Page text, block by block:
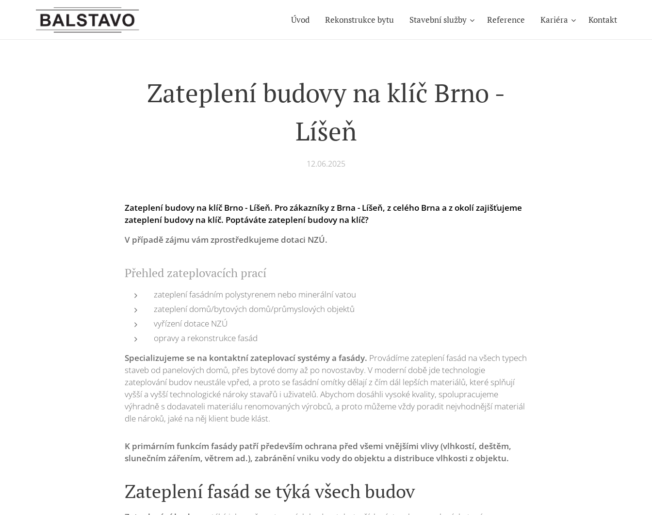
Úvod Rekonstrukce bytu Stavební služby Reference Kariéra Kontakt
Zateplení budovy na klíč Brno -
Líšeň
12.06.2025
Zateplení budovy na klíč Brno - Líšeň. Pro zákazníky z Brna - Líšeň, z celého Brna a z okolí zajišťujeme
zateplení budovy na klíč. Poptáváte zateplení budovy na klíč?
V případě zájmu vám zprostředkujeme dotaci NZÚ.
Přehled zateplovacích prací
zateplení fasádním polystyrenem nebo minerální vatou
zateplení domů/bytových domů/průmyslových objektů
vyřízení dotace NZÚ
opravy a rekonstrukce fasád
Specializujeme se na kontaktní zateplovací systémy a fasády. Provádíme zateplení fasád na všech typech
staveb od panelových domů, přes bytové domy až po novostavby. V moderní době jde technologie
zateplování budov neustále vpřed, a proto se fasádní omítky dělají z čím dál lepších materiálů, které splňují
vyšší a vyšší technologické nároky stavařů i uživatelů. Abychom dosáhli vysoké kvality, spolupracujeme
výhradně s dodavateli materiálu renomovaných výrobců, a proto můžeme vždy poradit nejvhodnější materiál
dle nároků, jaké na něj klient bude klást.
K primárním funkcím fasády patří především ochrana před všemi vnějšími vlivy (vlhkostí, deštěm,
slunečním zářením, větrem ad.), zabránění vniku vody do objektu a distribuce vlhkosti z objektu.
Zateplení fasád se týká všech budov